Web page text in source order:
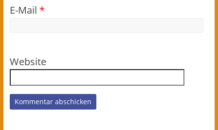
E-Mail *
Website